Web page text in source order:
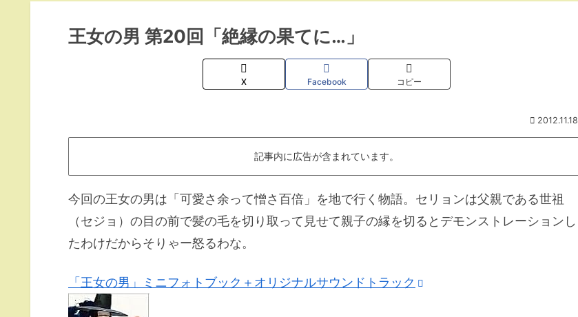
王女の男 第20回「絶縁の果てに…」
X Facebook コピー
2012.11.18
記事内に広告が含まれています。
今回の王女の男は「可愛さ余って憎さ百倍」を地で行く物語。セリョンは父親である世祖
（セジョ）の目の前で髪の毛を切り取って見せて親子の縁を切るとデモンストレーションし
たわけだからそりゃー怒るわな。
「王女の男」ミニフォトブック＋オリジナルサウンドトラック